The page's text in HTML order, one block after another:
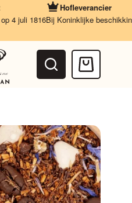
juli 1816
Hofleverancier
Bij Koninklijke beschikking